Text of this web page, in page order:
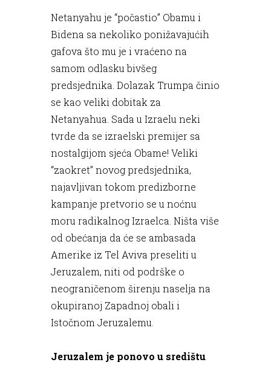
Netanyahu je “počastio” Obamu i
Bidena sa nekoliko ponižavajućih
gafova što mu je i vraćeno na
samom odlasku bivšeg
predsjednika. Dolazak Trumpa činio
se kao veliki dobitak za
Netanyahua. Sada u Izraelu neki
tvrde da se izraelski premijer sa
nostalgijom sjeća Obame! Veliki
“zaokret” novog predsjednika,
najavljivan tokom predizborne
kampanje pretvorio se u noćnu
moru radikalnog Izraelca. Ništa više
od obećanja da će se ambasada
Amerike iz Tel Aviva preseliti u
Jeruzalem, niti od podrške o
neograničenom širenju naselja na
okupiranoj Zapadnoj obali i
Istočnom Jeruzalemu.
Jeruzalem je ponovo u središtu